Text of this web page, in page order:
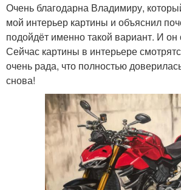
Очень благодарна Владимиру,
мой интерьер картины и объяснил
подойдёт именно такой вариант. И он
Сейчас картины в интерьере
очень рада, что полностью
снова!